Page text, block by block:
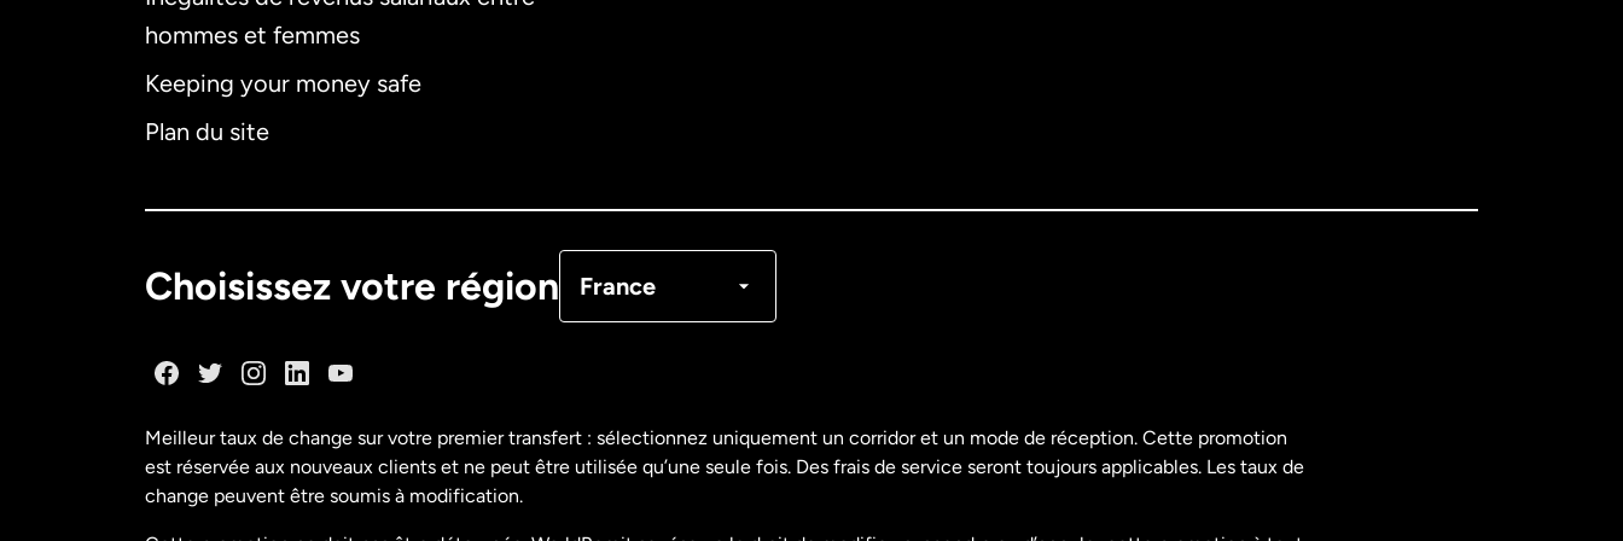
hommes et femmes
Keeping your money safe
Plan du site
Choisissez votre région France
États-Unis
Meilleur taux de change sur votre premier transfert : sélectionnez uniquement un corridor et un mode de réception. Cette promotion
est réservée aux nouveaux clients et ne peut être utilisée qu’une seule fois. Des frais de service seront toujours applicables. Les taux de
change peuvent être soumis à modification.